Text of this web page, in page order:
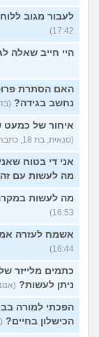
לעבור מגוב
17:42)
היי חייב שאלה
האם הסתרת
נחשב בגידה?
איחור של כמעט
(סנאית, בת 18, כתבה ב-03/08/26 17:13)
אני די בטוח
מה לעשות עם זה
מה לעשות
16:53)
אשמח לעזרה
16:44)
כתמים מלייזר
ניתן לעשות? (אנונימית,
הפכתי למורה
הכישלון בחיים?